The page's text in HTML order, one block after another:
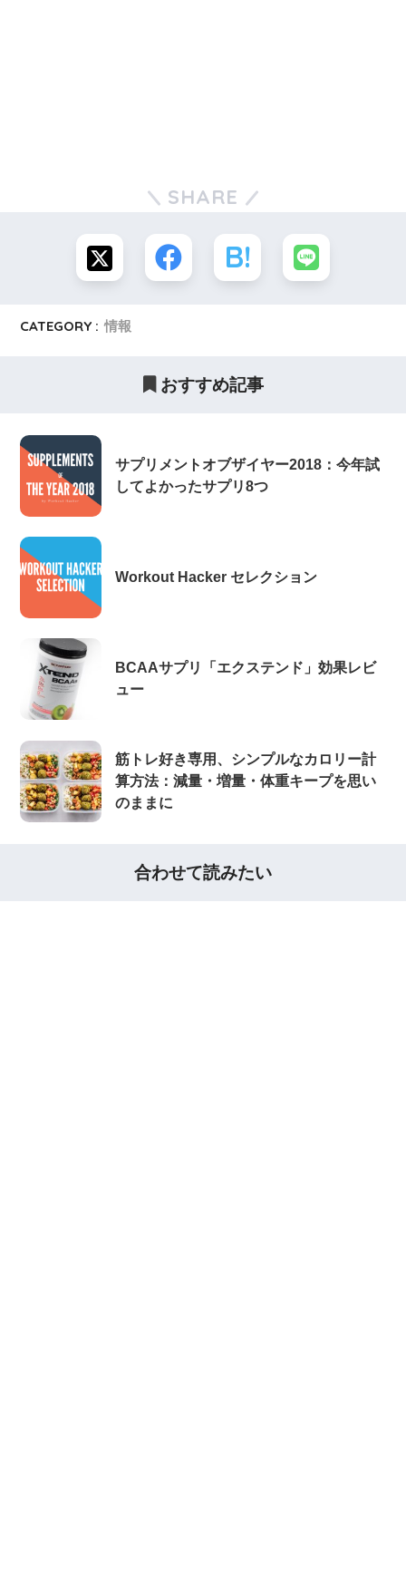
SHARE
CATEGORY : 情報
おすすめ記事
サプリメントオブザイヤー2018：今年試
してよかったサプリ8つ
Workout Hacker セレクション
BCAAサプリ「エクステンド」効果レビ
ュー
筋トレ好き専用、シンプルなカロリー計
算方法：減量・増量・体重キープを思い
のままに
合わせて読みたい